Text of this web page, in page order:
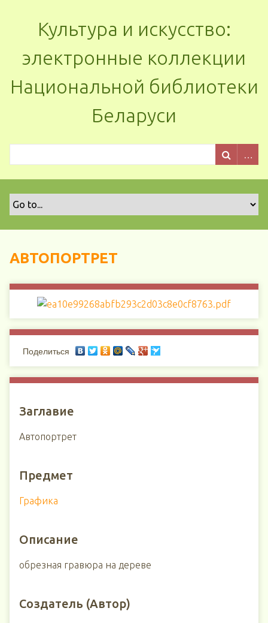
Культура и искусство:
электронные коллекции
Национальной библиотеки
Беларуси
АВТОПОРТРЕТ
Поделиться
Заглавие
Автопортрет
Предмет
Графика
Описание
обрезная гравюра на дереве
Создатель (Автор)